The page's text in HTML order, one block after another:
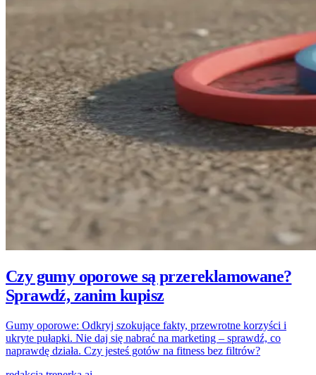
Czy gumy oporowe są przereklamowane?
Sprawdź, zanim kupisz
Gumy oporowe: Odkryj szokujące fakty, przewrotne korzyści i
ukryte pułapki. Nie daj się nabrać na marketing – sprawdź, co
naprawdę działa. Czy jesteś gotów na fitness bez filtrów?